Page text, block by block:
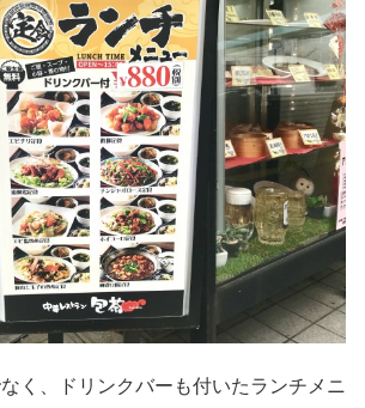
く、ドリンクバーも付いたランチメニ